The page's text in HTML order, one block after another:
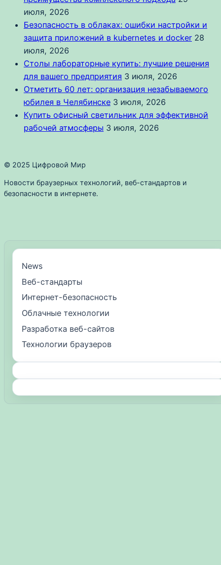
июля, 2026
Безопасность в облаках: ошибки настройки и
защита приложений в kubernetes и docker 28
июля, 2026
Столы лабораторные купить: лучшие решения
для вашего предприятия 3 июля, 2026
Отметить 60 лет: организация незабываемого
юбилея в Челябинске 3 июля, 2026
Купить офисный светильник для эффективной
рабочей атмосферы 3 июля, 2026
© 2025 Цифровой Мир
Новости браузерных технологий, веб-стандартов и
безопасности в интернете.
News
Веб-стандарты
Интернет-безопасность
Облачные технологии
Разработка веб-сайтов
Технологии браузеров